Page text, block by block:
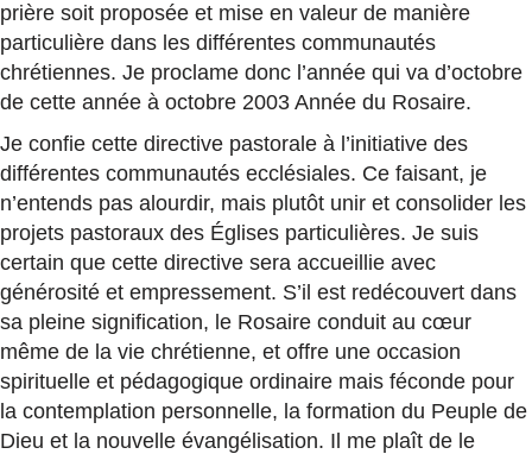
prière soit proposée et mise en valeur de manière
particulière dans les différentes communautés
chrétiennes. Je proclame donc l’année qui va d’octobre
de cette année à octobre 2003 Année du Rosaire.
Je confie cette directive pastorale à l’initiative des
différentes communautés ecclésiales. Ce faisant, je
n’entends pas alourdir, mais plutôt unir et consolider les
projets pastoraux des Églises particulières. Je suis
certain que cette directive sera accueillie avec
générosité et empressement. S’il est redécouvert dans
sa pleine signification, le Rosaire conduit au cœur
même de la vie chrétienne, et offre une occasion
spirituelle et pédagogique ordinaire mais féconde pour
la contemplation personnelle, la formation du Peuple de
Dieu et la nouvelle évangélisation. Il me plaît de le